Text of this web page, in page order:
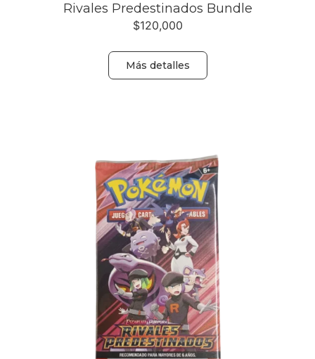
Rivales Predestinados Bundle
$120,000
Más detalles